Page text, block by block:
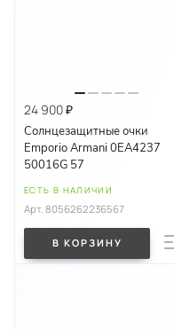
24 900 ₽
Солнцезащитные очки
Emporio Armani 0EA4237
50016G 57
ЕСТЬ В НАЛИЧИИ
Арт. 8056262236567
В КОРЗИНУ